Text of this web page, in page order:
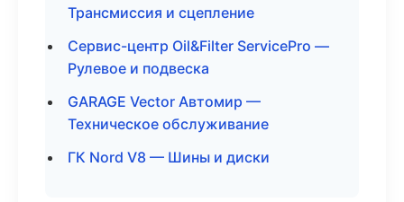
Трансмиссия и сцепление
Сервис-центр Oil&Filter ServicePro —
Рулевое и подвеска
GARAGE Vector Автомир —
Техническое обслуживание
ГК Nord V8 — Шины и диски